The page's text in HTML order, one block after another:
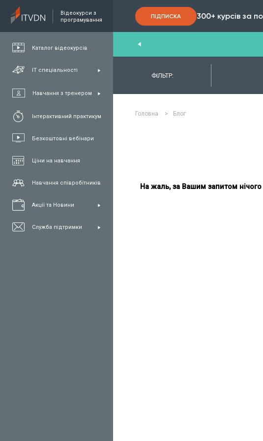
Відеокурси з
програмування
Каталог відеокурсів
ІТ спеціальності
Навчання з тренером
Інтерактивний практикум
Безкоштовні вебінари
Ціни на навчання
Навчання співробітників
Акції та Новини
Служба підтримки
ПІДПИСКА 300+ курсів за
FullStack C#/.NET Java
ФІЛЬТР:
Головна > Блог
На жаль, за Вашим запитом